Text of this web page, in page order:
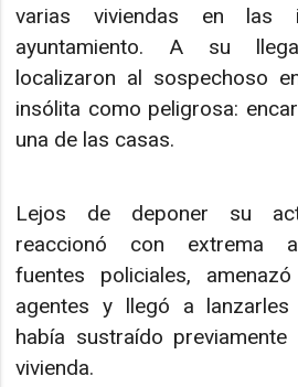
varias viviendas en las
ayuntamiento. A su
localizaron al sospechoso
insólita como peligrosa:
una de las casas.
Lejos de deponer su
reaccionó con extrema
fuentes policiales,
agentes y llegó a
había sustraído
vivienda.